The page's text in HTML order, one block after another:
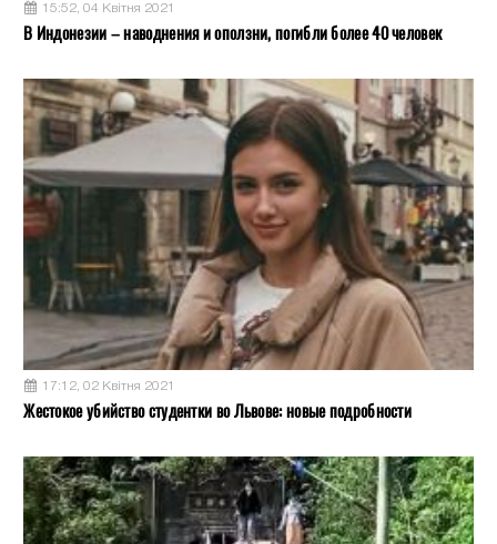
15:52, 04 Квітня 2021
В Индонезии – наводнения и оползни, погибли более 40 человек
17:12, 02 Квітня 2021
Жестокое убийство студентки во Львове: новые подробности